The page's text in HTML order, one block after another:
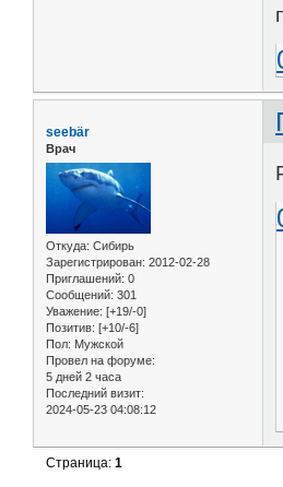
seebär
Врач
Откуда: Сибирь
Зарегистрирован: 2012-02-28
Приглашений: 0
Сообщений: 301
Уважение: [+19/-0]
Позитив: [+10/-6]
Пол: Мужской
Провел на форуме:
5 дней 2 часа
Последний визит:
2024-05-23 04:08:12
Страница:1